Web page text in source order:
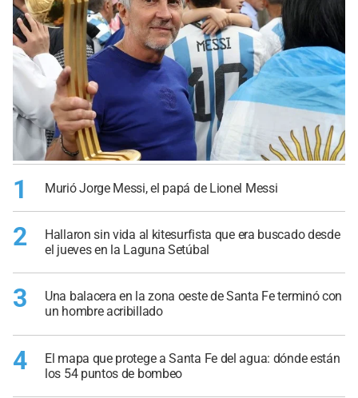
1 Murió Jorge Messi, el papá de Lionel Messi
2
Hallaron sin vida al kitesurfista que era buscado desde
el jueves en la Laguna Setúbal
3
Una balacera en la zona oeste de Santa Fe terminó con
un hombre acribillado
4
El mapa que protege a Santa Fe del agua: dónde están
los 54 puntos de bombeo